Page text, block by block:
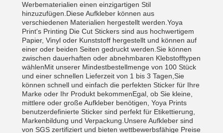
Werbematerialien einen einzigartigen Stil
hinzuzufügen.Diese Aufkleber können aus
verschiedenen Materialien hergestellt werden.Yoya
Print's Printing Die Cut Stickers sind aus hochwertigem
Papier, Vinyl oder Kunststoff hergestellt und können auf
einer oder beiden Seiten gedruckt werden.Sie können
zwischen dauerhaften oder abnehmbaren Klebstofftypen
wählenMit unserer Mindestbestellmenge von 100 Stück
und einer schnellen Lieferzeit von 1 bis 3 Tagen,Sie
können schnell und einfach die perfekten Sticker für Ihre
Marke oder Ihr Produkt bekommenEgal, ob Sie kleine,
mittlere oder große Aufkleber benötigen, Yoya Prints
benutzerdefinierte Sticker sind perfekt für Etikettierung,
Markenbildung und Verpackung.Unsere Aufkleber sind
von SGS zertifiziert und bieten wettbewerbsfähige Preise